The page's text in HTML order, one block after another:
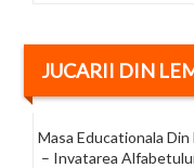
JUCARII DIN
Masa Educationala Din
– Invatarea